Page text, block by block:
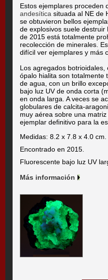
Estos ejemplares proceden
andesítica situada al NE de
se obtuvieron bellos
de explosivos suele
de 2015 está totalmente
recolección de minerales.
difícil ver ejemplares y más
Los agregados
ópalo hialita son totalmente
de agua, con un brillo
bajo luz UV de onda corta
en onda larga. A veces se
globulares de calcita-
muy aérea sobre una
ejemplar definitivo para la
Medidas: 8.2 x 7.8 x 4.0 cm.
Encontrado en 2015.
Fluorescente bajo luz UV
Más información